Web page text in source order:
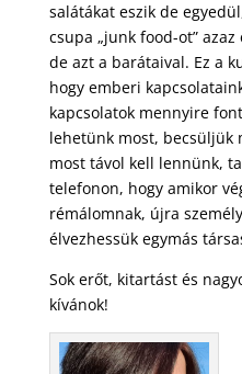
salátákat eszik de
csupa „junk food-ot”
de azt a barátaival. Ez a
hogy emberi
kapcsolatok mennyire
lehetünk most, becsüljük
most távol kell lennünk,
telefonon, hogy amikor
rémálomnak, újra
élvezhessük egymás
Sok erőt, kitartást és
kívánok!